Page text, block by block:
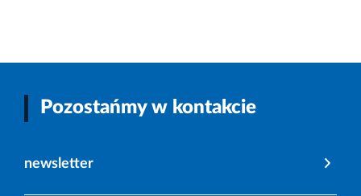
Pozostańmy w kontakcie
newsletter